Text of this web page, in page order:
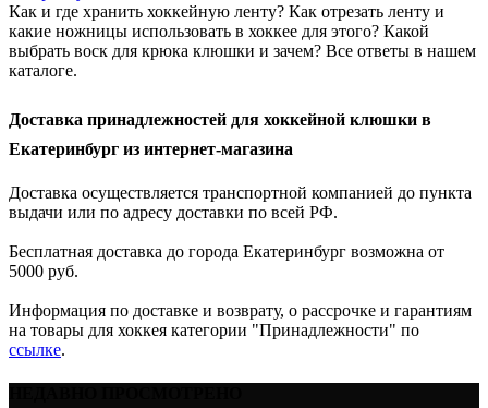
Как и где хранить хоккейную ленту? Как отрезать ленту и
какие ножницы использовать в хоккее для этого? Какой
выбрать воск для крюка клюшки и зачем? Все ответы в нашем
каталоге.
Доставка принадлежностей для хоккейной клюшки в
Екатеринбург из интернет-магазина
Доставка осуществляется транспортной компанией до пункта
выдачи или по адресу доставки по всей РФ.
Бесплатная доставка до города Екатеринбург возможна от
5000 руб.
Информация по доставке и возврату, о рассрочке и гарантиям
на товары для хоккея категории "Принадлежности" по
ссылке.